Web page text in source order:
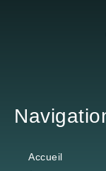
Accueil